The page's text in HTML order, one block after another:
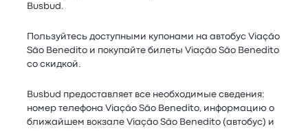
Busbud.
Пользуйтесь доступными купонами на автобус Viação
São Benedito и покупайте билеты Viação São Benedito
со скидкой.
Busbud предоставляет все необходимые сведения:
номер телефона Viação São Benedito, информацию о
ближайшем вокзале Viação São Benedito (автобус) и